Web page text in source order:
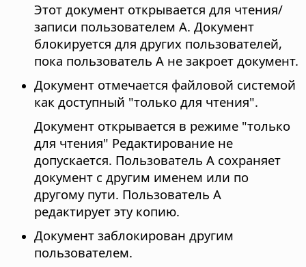
Этот документ открывается для чтения/
записи пользователем А. Документ
блокируется для других пользователей,
пока пользователь А не закроет документ.
Документ отмечается файловой системой
как доступный "только для чтения".
Документ открывается в режиме "только
для чтения" Редактирование не
допускается. Пользователь A сохраняет
документ с другим именем или по
другому пути. Пользователь А
редактирует эту копию.
Документ заблокирован другим
пользователем.